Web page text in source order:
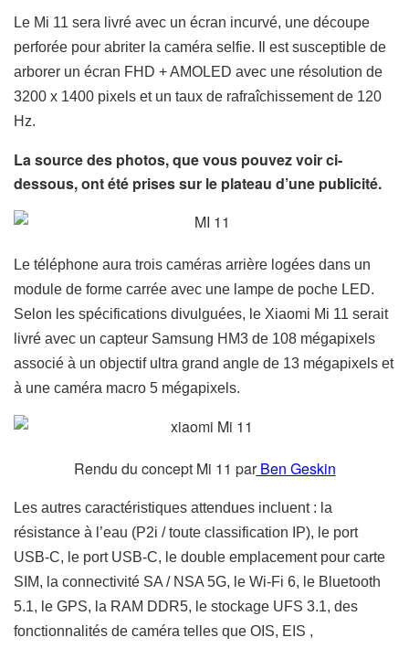
Le Mi 11 sera livré avec un écran incurvé, une découpe
perforée pour abriter la caméra selfie. Il est susceptible de
arborer un écran FHD + AMOLED avec une résolution de
3200 x 1400 pixels et un taux de rafraîchissement de 120
Hz.
La source des photos, que vous pouvez voir ci-
dessous, ont été prises sur le plateau d’une publicité.
Le téléphone aura trois caméras arrière logées dans un
module de forme carrée avec une lampe de poche LED.
Selon les spécifications divulguées, le Xiaomi Mi 11 serait
livré avec un capteur Samsung HM3 de 108 mégapixels
associé à un objectif ultra grand angle de 13 mégapixels et
à une caméra macro 5 mégapixels.
Rendu du concept Mi 11 parBen Geskin
Les autres caractéristiques attendues incluent : la
résistance à l’eau (P2i / toute classification IP), le port
USB-C, le port USB-C, le double emplacement pour carte
SIM, la connectivité SA / NSA 5G, le Wi-Fi 6, le Bluetooth
5.1, le GPS, la RAM DDR5, le stockage UFS 3.1, des
fonctionnalités de caméra telles que OIS, EIS ,